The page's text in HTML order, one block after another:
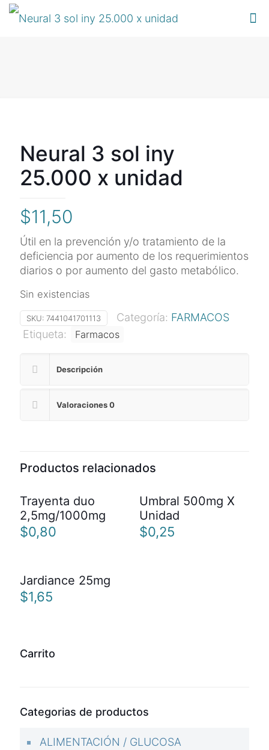
Neural 3 sol iny
25.000 x unidad
$11,50
Útil en la prevención y/o tratamiento de la
deficiencia por aumento de los requerimientos
diarios o por aumento del gasto metabólico.
Sin existencias
SKU: 7441041701113 Categoría: FARMACOS
Etiqueta:
Farmacos
Descripción
Valoraciones0
Productos relacionados
Trayenta duo
2,5mg/1000mg
$0,80
Umbral 500mg X
Unidad
$0,25
Jardiance 25mg
$1,65
Carrito
Categorias de productos
ALIMENTACIÓN / GLUCOSA